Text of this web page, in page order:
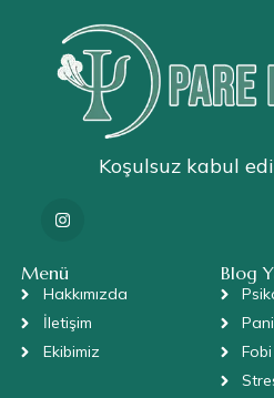
Koşulsuz kabul
Menü
Hakkımızda
İletişim
Ekibimiz
Blog
Fobi